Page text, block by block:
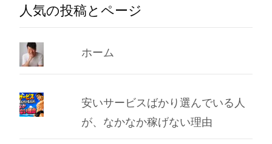
人気の投稿とページ
ホーム
安いサービスばかり選んでいる人
が、なかなか稼げない理由